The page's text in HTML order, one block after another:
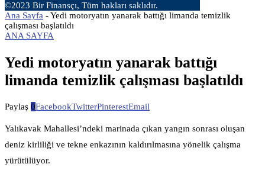
©2023 Bir Finansçı, Tüm hakları saklıdır.
Ana Sayfa -Yedi motoryatın yanarak battığı limanda temizlik
çalışması başlatıldı
ANA SAYFA
Yedi motoryatın yanarak battığı
limanda temizlik çalışması başlatıldı
Paylaş 0FacebookTwitterPinterestEmail
Yalıkavak Mahallesi’ndeki marinada çıkan yangın sonrası oluşan
deniz kirliliği ve tekne enkazının kaldırılmasına yönelik çalışma
yürütülüyor.